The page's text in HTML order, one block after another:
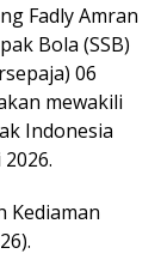
Fadly Amran
Bola (SSB)
06
mewakili
Indonesia
Kediaman